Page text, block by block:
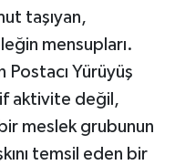
taşıyan,
mensupları.
Yürüyüş
aktivite değil,
meslek grubunun
temsil eden bir